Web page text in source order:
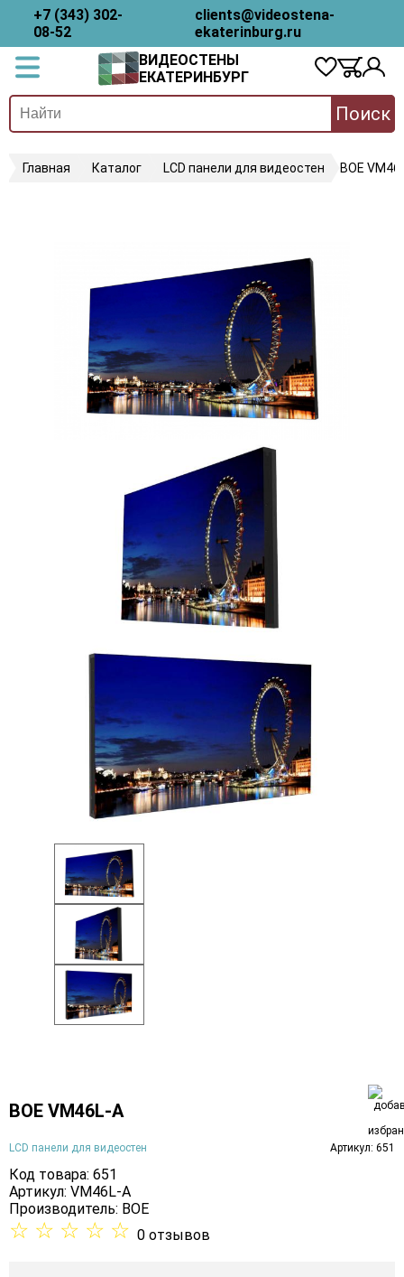
+7 (343) 302-
08-52
clients@videostena-
ekaterinburg.ru
ВИДЕОСТЕНЫ
ЕКАТЕРИНБУРГ
Поиск
Главная Каталог LCD панели для видеостен BOE
BOE VM46L-A
LCD панели для видеостен Артикул: 651
Код товара: 651
Артикул: VM46L-A
Производитель: BOE
☆ ☆ ☆ ☆ ☆ 0 отзывов